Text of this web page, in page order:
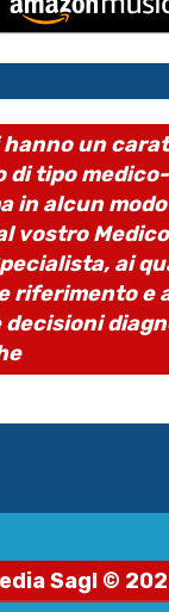
un
di tipo
in alcun
vostro
ai
riferimento e
Sagl ©